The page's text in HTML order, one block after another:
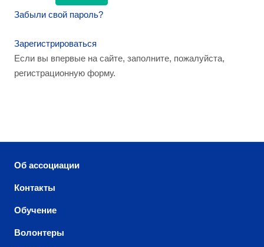
Забыли свой пароль?
Зарегистрироваться
Если вы впервые на сайте, заполните, пожалуйста,
регистрационную форму.
Об ассоциации
Контакты
Обучение
Волонтеры